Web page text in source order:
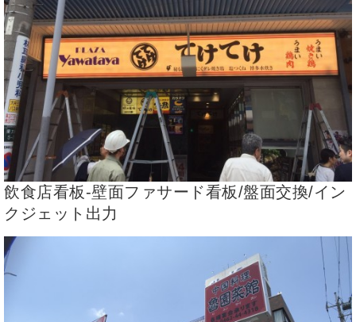
飲食店看板-壁面ファサード看板/盤面交換/イン
クジェット出力